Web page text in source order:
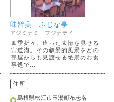
味皆美 ふじな亭
アジミナミ フジナテイ
四季折々、違った表情を見せる
宍道湖。その叙景的風景をどの
部屋からも見渡せる絶景のお食
事処で...
住所
島根県松江市玉湯町布志名